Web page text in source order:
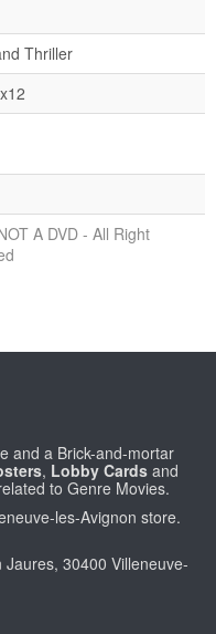
Thriller
A DVD - All Right
and a Brick-and-mortar
, Lobby Cards and
to Genre Movies.
les-Avignon store.
Jaures, 30400 Villeneuve-